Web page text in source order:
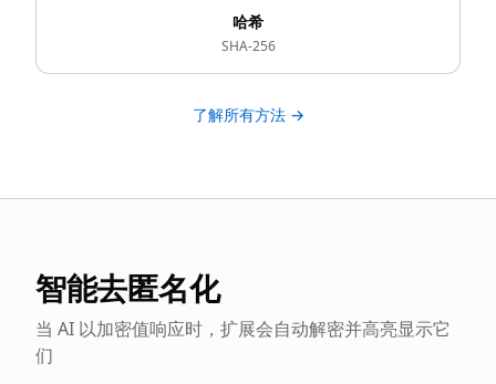
哈希
SHA-256
了解所有方法 →
智能去匿名化
当 AI 以加密值响应时，扩展会自动解密并高亮显示它
们